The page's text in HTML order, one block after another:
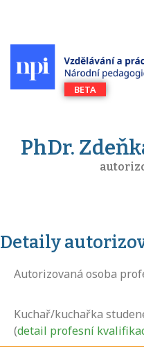
PhDr.
Detaily
Autorizovaná osoba
Kuchař/kuchařka
(detail profesní